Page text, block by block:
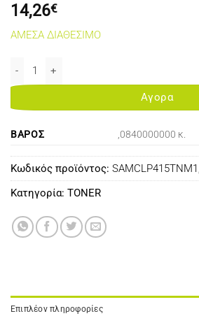
14,26€
ΑΜΕΣΑ ΔΙΑΘΕΣΙΜΟ
SAMSUNG CLP415/CLX4195 TONER
Αγορα
ΒΆΡΟΣ ,0840000000 κ.
Κωδικός προϊόντος:
Κατηγορία: TONER
Επιπλέον πληροφορίες